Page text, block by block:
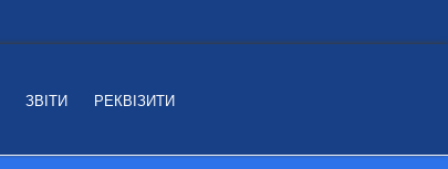
ЗВІТИ РЕКВІЗИТИ